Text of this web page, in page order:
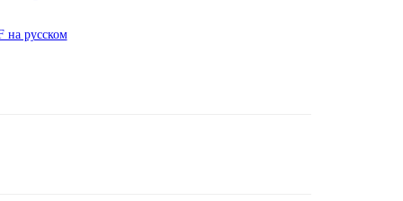
на русском